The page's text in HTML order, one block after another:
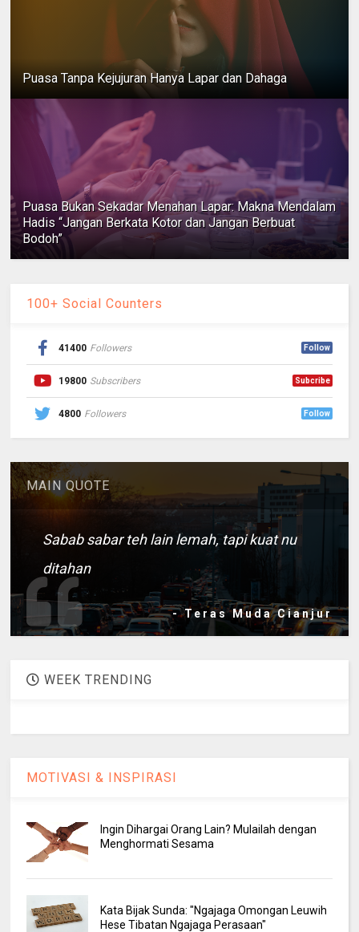
Puasa Tanpa Kejujuran Hanya Lapar dan Dahaga
Puasa Bukan Sekadar Menahan Lapar: Makna Mendalam
Hadis “Jangan Berkata Kotor dan Jangan Berbuat
Bodoh”
100+ Social Counters
41400 Followers Follow
19800 Subscribers Subcribe
4800 Followers Follow
MAIN QUOTE
Sabab sabar teh lain lemah, tapi kuat nu
ditahan
- Teras Muda Cianjur
WEEK TRENDING
MOTIVASI & INSPIRASI
Ingin Dihargai Orang Lain? Mulailah dengan
Menghormati Sesama
Kata Bijak Sunda: "Ngajaga Omongan Leuwih
Hese Tibatan Ngajaga Perasaan"